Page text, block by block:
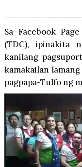
Sa Facebook
(TDC), ipinakita
kanilang
kamakailan
pagpapa-Tulfo ng